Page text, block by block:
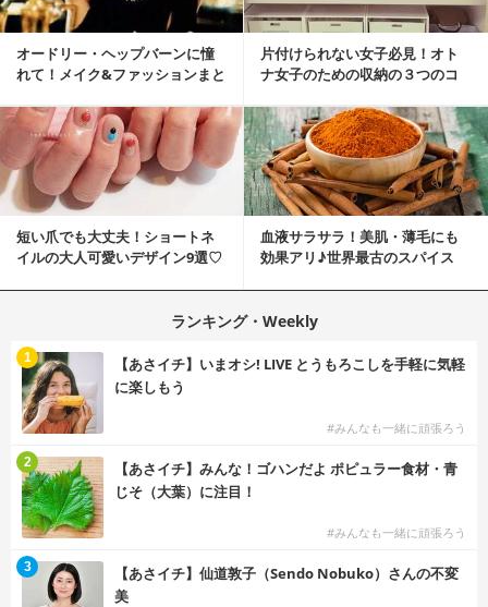
オードリー・ヘップバーンに憧
れて！メイク&ファッションまと
片付けられない女子必見！オト
ナ女子のための収納の３つのコ
短い爪でも大丈夫！ショートネ
イルの大人可愛いデザイン9選♡
血液サラサラ！美肌・薄毛にも
効果アリ♪世界最古のスパイス
ランキング・Weekly
【あさイチ】いまオシ! LIVE とうもろこしを手軽に気軽
に楽しもう
#みんなも一緒に頑張ろう
1
【あさイチ】みんな！ゴハンだよ ポピュラー食材・青
じそ（大葉）に注目！
#みんなも一緒に頑張ろう
2
【あさイチ】仙道敦子（Sendo Nobuko）さんの不変
美
3